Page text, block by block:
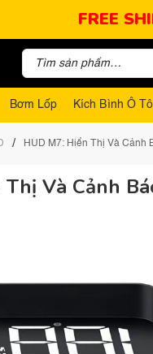
FREE
Bơm Lốp Kích Bình Ô Tô
/ HUD M7: Hiển Thị Và Cảnh
Và Cảnh